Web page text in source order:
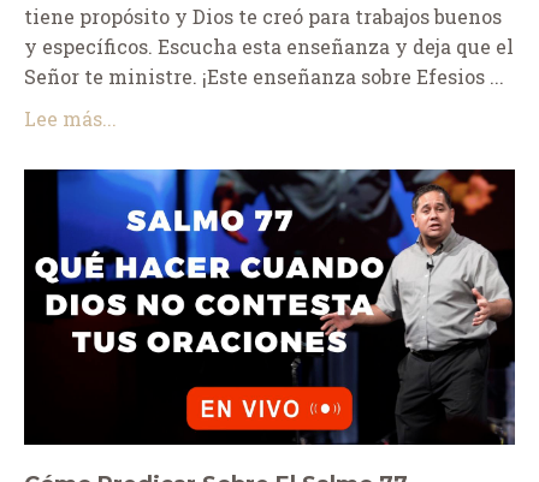
tiene propósito y Dios te creó para trabajos buenos
y específicos. Escucha esta enseñanza y deja que el
Señor te ministre. ¡Este enseñanza sobre Efesios ...
Lee más...